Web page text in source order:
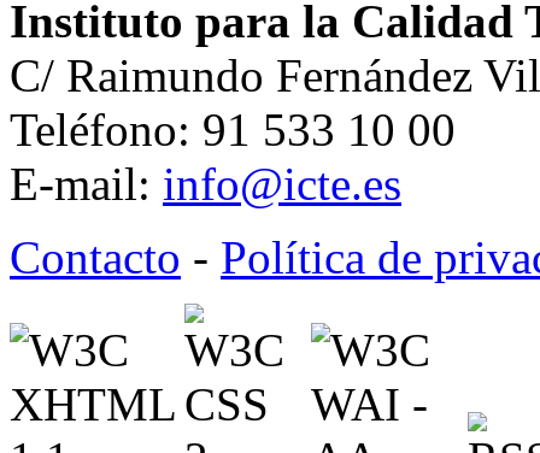
Instituto para la Calidad
C/ Raimundo Fernández
Teléfono: 91 533 10 00
E-mail: info@icte.es
Contacto - Política de